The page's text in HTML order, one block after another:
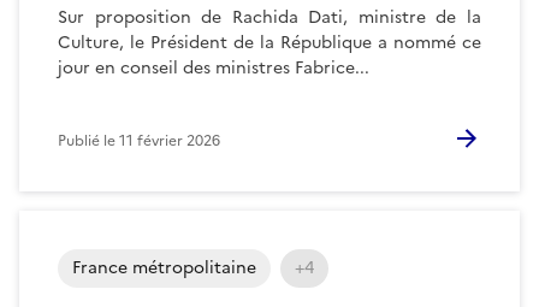
Sur proposition de Rachida Dati, ministre de la
Culture, le Président de la République a nommé ce
jour en conseil des ministres Fabrice...
Publié le11 février 2026
France métropolitaine +4